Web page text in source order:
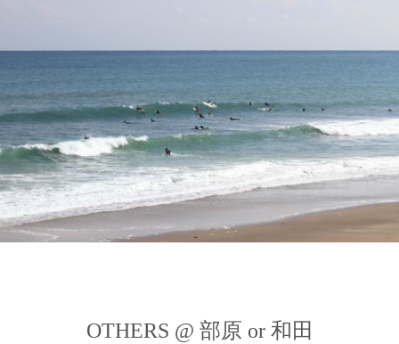
OTHERS @ 部原 or 和田